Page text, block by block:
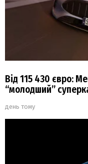
Від 115 430 євро:
“молодший”
день тому